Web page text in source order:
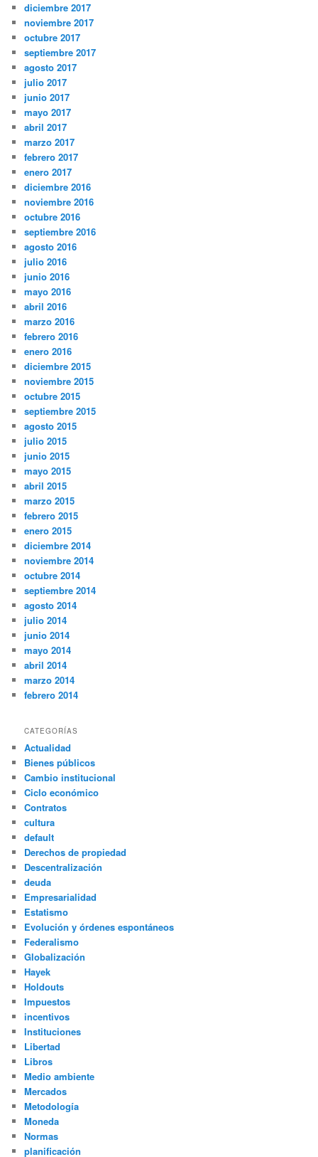
diciembre 2017
noviembre 2017
octubre 2017
septiembre 2017
agosto 2017
julio 2017
junio 2017
mayo 2017
abril 2017
marzo 2017
febrero 2017
enero 2017
diciembre 2016
noviembre 2016
octubre 2016
septiembre 2016
agosto 2016
julio 2016
junio 2016
mayo 2016
abril 2016
marzo 2016
febrero 2016
enero 2016
diciembre 2015
noviembre 2015
octubre 2015
septiembre 2015
agosto 2015
julio 2015
junio 2015
mayo 2015
abril 2015
marzo 2015
febrero 2015
enero 2015
diciembre 2014
noviembre 2014
octubre 2014
septiembre 2014
agosto 2014
julio 2014
junio 2014
mayo 2014
abril 2014
marzo 2014
febrero 2014
CATEGORÍAS
Actualidad
Bienes públicos
Cambio institucional
Ciclo económico
Contratos
cultura
default
Derechos de propiedad
Descentralización
deuda
Empresarialidad
Estatismo
Evolución y órdenes espontáneos
Federalismo
Globalización
Hayek
Holdouts
Impuestos
incentivos
Instituciones
Libertad
Libros
Medio ambiente
Mercados
Metodología
Moneda
Normas
planificación